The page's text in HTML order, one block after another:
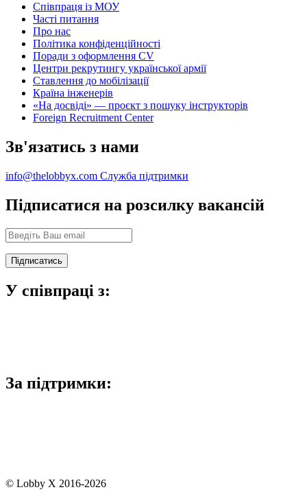
Співпраця із МОУ
Часті питання
Про нас
Політика конфіденційності
Поради з оформлення CV
Центри рекрутингу української армії
Ставлення до мобілізації
Країна інженерів
«На досвіді» — проєкт з пошуку інструкторів
Foreign Recruitment Center
Зв'язатись з нами
info@thelobbyx.com Служба підтримки
Підписатися на розсилку вакансій
У співпраці з:
За підтримки:
© Lobby X 2016-2026